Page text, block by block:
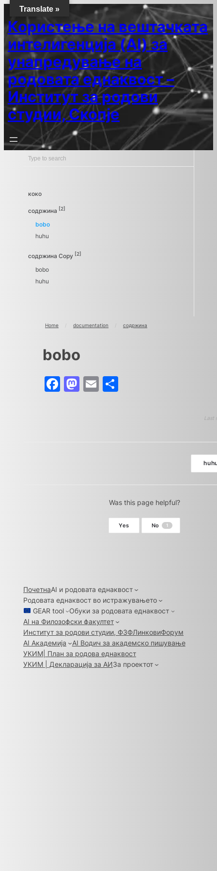
Користење на вештачката
интелигенција (AI) за
унапредување на
родовата еднаквост –
Институт за родови
студии, Скопје
коко
содржина [2]
bobo
huhu
содржина Copy [2]
bobo
huhu
Home documentation содржина
bobo
Facebook
Mastodon
Email
Last
Was this page helpful?
Yes No 1
ПочетнаAI и родовата еднаквост
Родовата еднаквост во истражувањето
GEAR tool
Обуки за родовата еднаквост
AI на Филозофски факултет
Институт за родови студии, ФЗФЛинковиФорум
AI Академија
AI Водич за академско пишување
УКИМ| План за родова еднаквост
УКИМ | Декларација за АИЗа проектот
Translate »